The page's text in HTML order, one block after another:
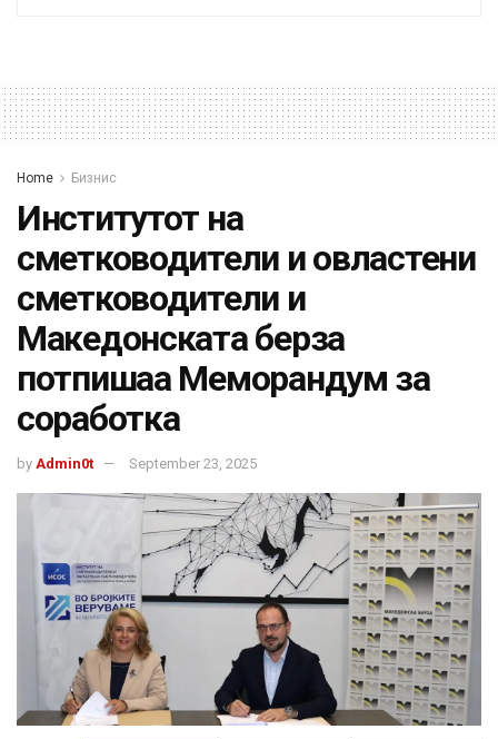
Home Бизнис
Институтот на
сметководители и овластени
сметководители и
Македонската берза
потпишаа Меморандум за
соработка
by Admin0t September 23, 2025